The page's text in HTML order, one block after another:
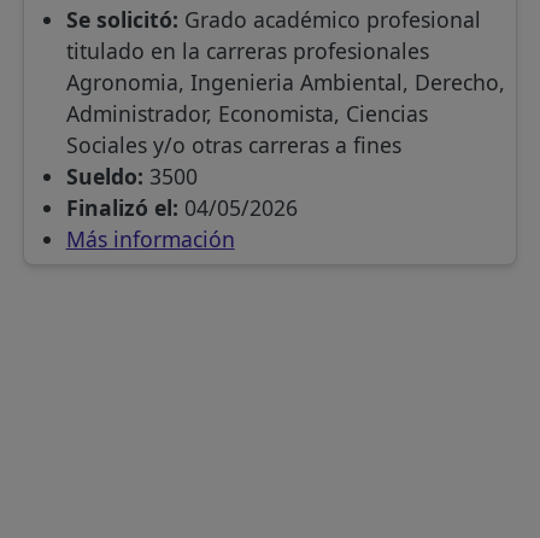
Se solicitó: Grado académico profesional
titulado en la carreras profesionales
Agronomia, Ingenieria Ambiental, Derecho,
Administrador, Economista, Ciencias
Sociales y/o otras carreras a fines
Sueldo: 3500
Finalizó el: 04/05/2026
Más información